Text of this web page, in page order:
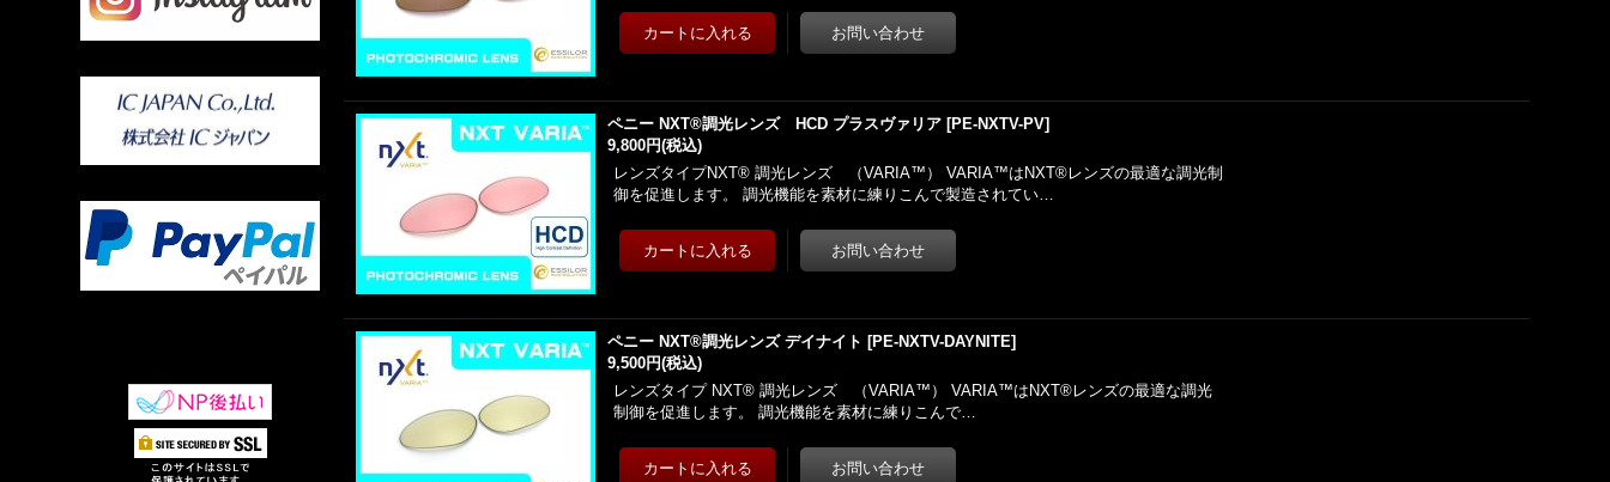
ペニー NXT®調光レンズ HCD プラスヴァリア [PE-NXTV-PV]
9,800円(税込)
レンズタイプNXT® 調光レンズ （VARIA™） VARIA™はNXT®レンズの最適な調光制
御を促進します。 調光機能を素材に練りこんで製造されてい…
ペニー NXT®調光レンズ デイナイト [PE-NXTV-DAYNITE]
9,500円(税込)
レンズタイプ NXT® 調光レンズ （VARIA™） VARIA™はNXT®レンズの最適な調光
制御を促進します。 調光機能を素材に練りこんで…